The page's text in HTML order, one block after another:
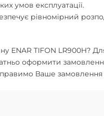
умов експлуатації.
рівномірний
ENAR TIFON LR900H?
оформити
Ваше